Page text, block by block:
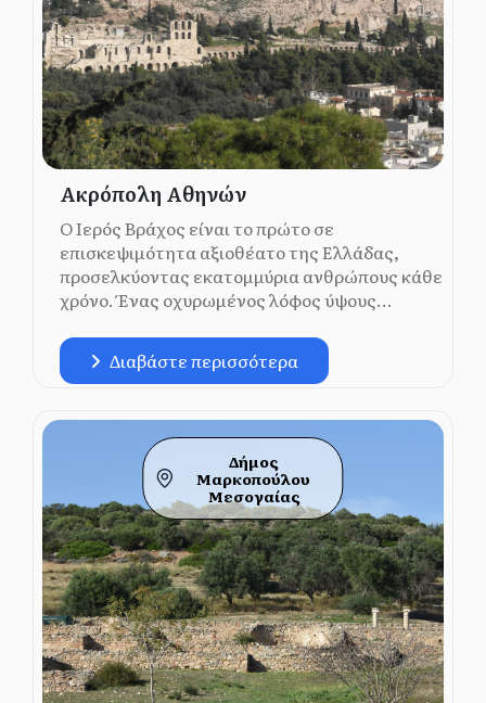
Ακρόπολη Αθηνών
Ο Ιερός Βράχος είναι το πρώτο σε
επισκεψιμότητα αξιοθέατο της Ελλάδας,
προσελκύοντας εκατομμύρια ανθρώπους κάθε
χρόνο. Ένας οχυρωμένος λόφος ύψους...
Διαβάστε περισσότερα
Δήμος
Μαρκοπούλου
Μεσογαίας